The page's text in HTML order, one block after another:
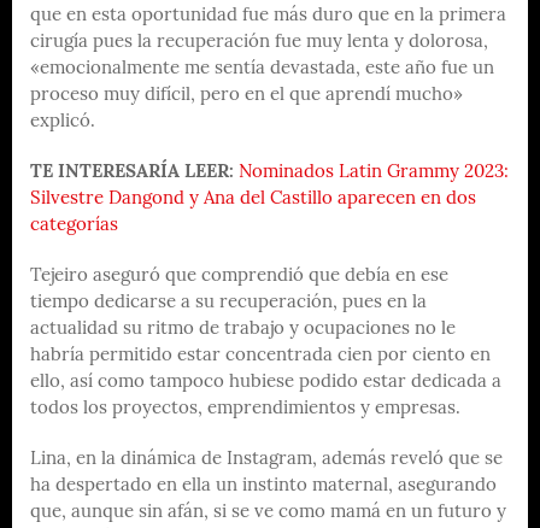
que en esta oportunidad fue más duro que en la primera
cirugía pues la recuperación fue muy lenta y dolorosa,
«emocionalmente me sentía devastada, este año fue un
proceso muy difícil, pero en el que aprendí mucho»
explicó.
TE INTERESARÍA LEER: Nominados Latin Grammy 2023:
Silvestre Dangond y Ana del Castillo aparecen en dos
categorías
Tejeiro aseguró que comprendió que debía en ese
tiempo dedicarse a su recuperación, pues en la
actualidad su ritmo de trabajo y ocupaciones no le
habría permitido estar concentrada cien por ciento en
ello, así como tampoco hubiese podido estar dedicada a
todos los proyectos, emprendimientos y empresas.
Lina, en la dinámica de Instagram, además reveló que se
ha despertado en ella un instinto maternal, asegurando
que, aunque sin afán, si se ve como mamá en un futuro y